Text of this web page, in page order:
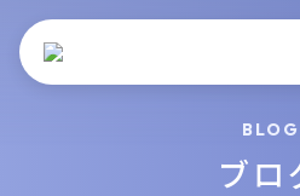
BLOG
ブロ